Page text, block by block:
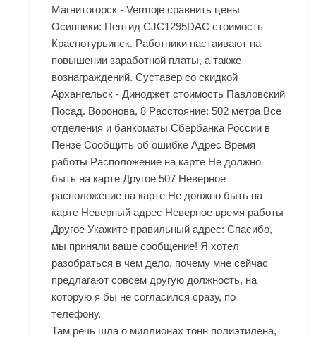
Магнитогорск - Vermoje сравнить цены
Осинники: Пептид CJC1295DAC стоимость
Краснотурьинск. Работники настаивают на
повышении заработной платы, а также
вознаграждений. Суставер со скидкой
Архангельск - Диноджет стоимость Павловский
Посад. Воронова, 8 Расстояние: 502 метра Все
отделения и банкоматы Сбербанка России в
Пензе Сообщить об ошибке Адрес Время
работы Расположение на карте Не должно
быть на карте Другое 507 Неверное
расположение на карте Не должно быть на
карте Неверный адрес Неверное время работы
Другое Укажите правильный адрес: Спасибо,
мы приняли ваше сообщение! Я хотел
разобраться в чем дело, почему мне сейчас
предлагают совсем другую должность, на
которую я бы не согласился сразу, по
телефону.
Там речь шла о миллионах тонн полиэтилена,